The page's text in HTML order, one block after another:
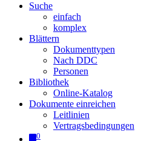
Suche
einfach
komplex
Blättern
Dokumenttypen
Nach DDC
Personen
Bibliothek
Online-Katalog
Dokumente einreichen
Leitlinien
Vertragsbedingungen
0